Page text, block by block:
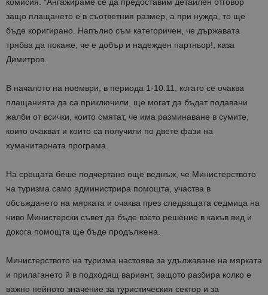
комисия. “Ангажираме се да предоставим детайлен отговор
защо плащането е в съответния размер, а при нужда, то ще
бъде коригирано. Напълно съм категоричен, че държавата
трябва да покаже, че е добър и надежден партньор!, каза
Димитров.
В началото на ноември, в периода 1-10.11, когато се очаква
плащанията да са приключили, ще могат да бъдат подавани
жалби от всички, които смятат, че има разминаване в сумите,
които очакват и които са получили по двете фази на
хуманитарната програма.
На срещата беше подчертано още веднъж, че Министерството
на туризма само администрира помощта, участва в
обсъждането на мярката и очаква през следващата седмица на
ниво Министерски съвет да бъде взето решение в какъв вид и
докога помощта ще бъде продължена.
Министерството на туризма настоява за удължаване на мярката
и прилагането й в подходящ вариант, защото разбира колко е
важно нейното значение за туристическия сектор и за